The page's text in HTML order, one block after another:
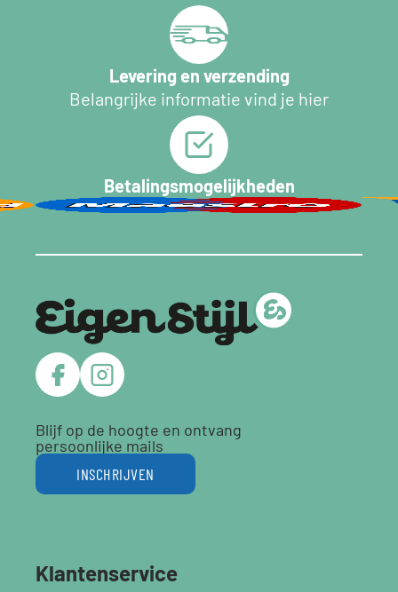
Levering en verzending
Belangrijke informatie vind je hier
Betalingsmogelijkheden
Blijf op de hoogte en ontvang
persoonlijke mails
INSCHRIJVEN
Klantenservice